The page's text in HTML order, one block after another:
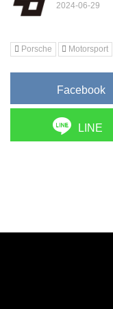
Porsche Motorsport
Facebook
LINE